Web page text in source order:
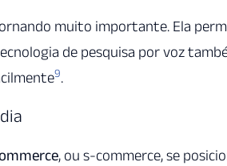
muito importante. Ela
de pesquisa por voz
9.
, ou s-commerce, se